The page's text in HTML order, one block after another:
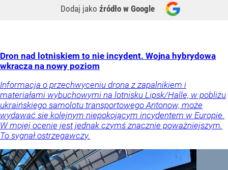
Dodaj jako źródło w Google
Dron nad lotniskiem to nie incydent. Wojna hybrydowa
wkracza na nowy poziom
Informacja o przechwyceniu drona z zapalnikiem i
materiałami wybuchowymi na lotnisku Lipsk/Halle, w pobliżu
ukraińskiego samolotu transportowego Antonow, może
wydawać się kolejnym niepokojącym incydentem w Europie.
W mojej ocenie jest jednak czymś znacznie poważniejszym.
To sygnał ostrzegawczy.